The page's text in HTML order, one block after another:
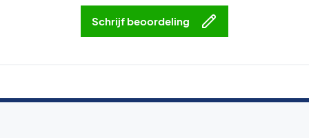
Schrijf beoordeling